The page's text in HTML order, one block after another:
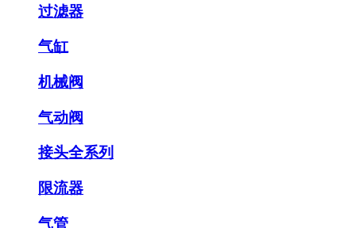
过滤器
气缸
机械阀
气动阀
接头全系列
限流器
气管